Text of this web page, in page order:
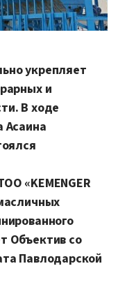
укрепляет
и
В ходе
Асаина
«KEMENGER
Объектив со
Павлодарской